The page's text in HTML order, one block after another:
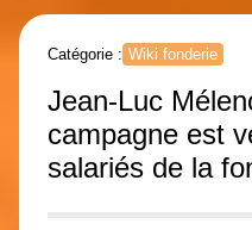
Catégorie : Wiki fonderie
Jean-Luc
campagne est
salariés de la